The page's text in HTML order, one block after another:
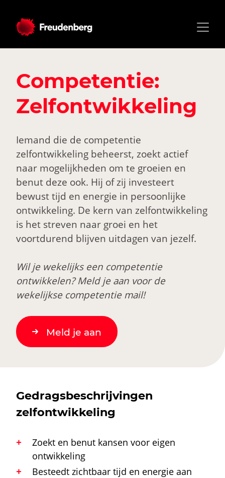
Competentie:
Zelfontwikkeling
Iemand die de competentie
zelfontwikkeling beheerst, zoekt actief
naar mogelijkheden om te groeien en
benut deze ook. Hij of zij investeert
bewust tijd en energie in persoonlijke
ontwikkeling. De kern van zelfontwikkeling
is het streven naar groei en het
voortdurend blijven uitdagen van jezelf.
Wil je wekelijks een competentie
ontwikkelen? Meld je aan voor de
wekelijkse competentie mail!
Meld je aan
Gedragsbeschrijvingen
zelfontwikkeling
Zoekt en benut kansen voor eigen
ontwikkeling
Besteedt zichtbaar tijd en energie aan